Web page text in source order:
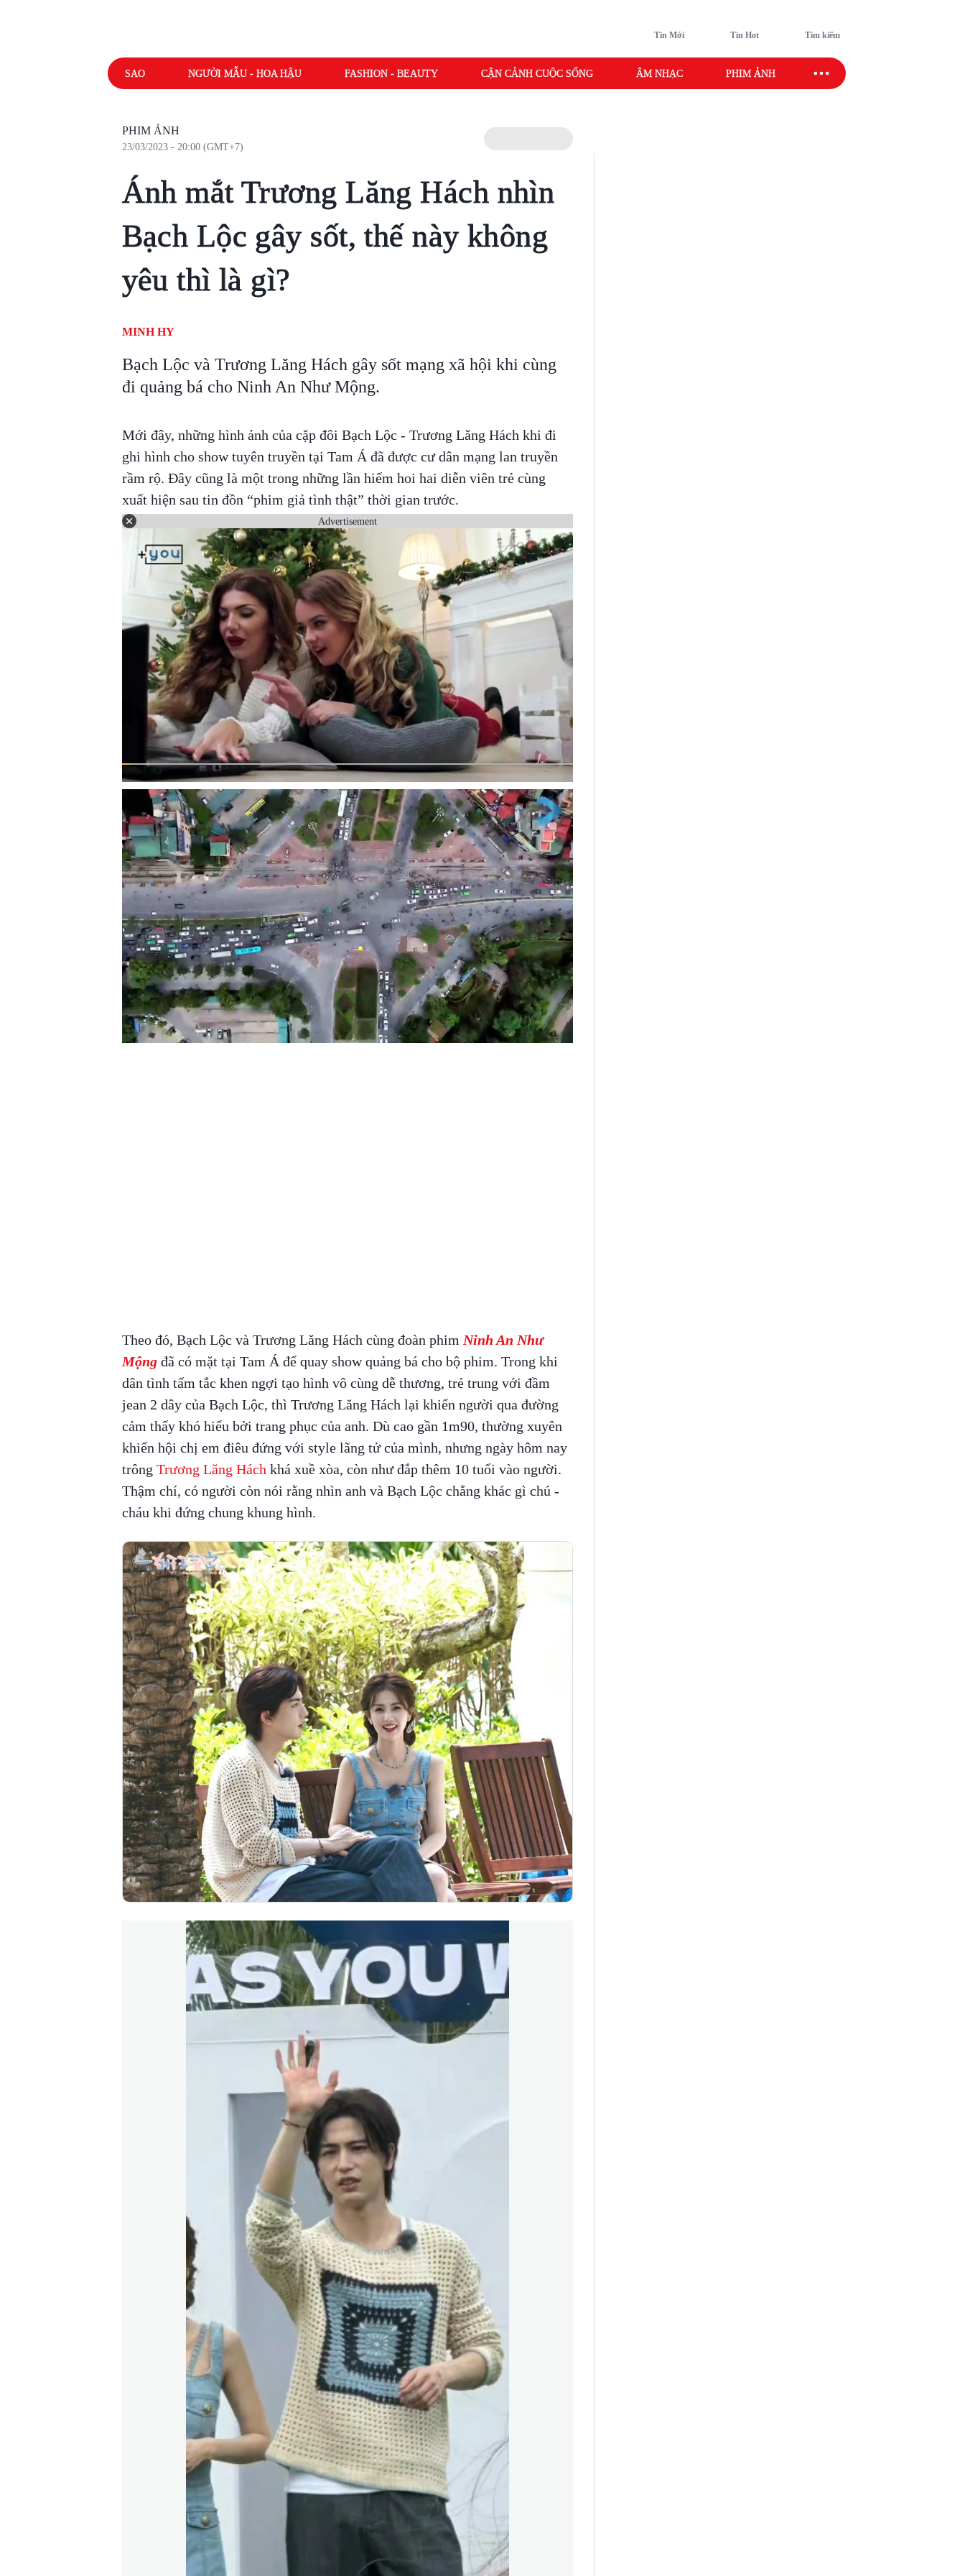
Tin Mới Tin Hot Tìm kiếm
SAO NGƯỜI MẪU - HOA HẬU FASHION - BEAUTY CẬN CẢNH CUỘC SỐNG ÂM NHẠC PHIM ẢNH SAO SPORT
PHIM ẢNH
23/03/2023 - 20:00 (GMT+7)
Ánh mắt Trương Lăng Hách nhìn
Bạch Lộc gây sốt, thế này không
yêu thì là gì?
MINH HY
Bạch Lộc và Trương Lăng Hách gây sốt mạng xã hội khi cùng
đi quảng bá cho Ninh An Như Mộng.
Mới đây, những hình ảnh của cặp đôi Bạch Lộc - Trương Lăng Hách khi đi
ghi hình cho show tuyên truyền tại Tam Á đã được cư dân mạng lan truyền
rầm rộ. Đây cũng là một trong những lần hiếm hoi hai diễn viên trẻ cùng
xuất hiện sau tin đồn “phim giả tình thật” thời gian trước.
Advertisement
Theo đó, Bạch Lộc và Trương Lăng Hách cùng đoàn phim Ninh An Như
Mộng đã có mặt tại Tam Á để quay show quảng bá cho bộ phim. Trong khi
dân tình tấm tắc khen ngợi tạo hình vô cùng dễ thương, trẻ trung với đầm
jean 2 dây của Bạch Lộc, thì Trương Lăng Hách lại khiến người qua đường
cảm thấy khó hiểu bởi trang phục của anh. Dù cao gần 1m90, thường xuyên
khiến hội chị em điêu đứng với style lãng tử của mình, nhưng ngày hôm nay
trông Trương Lăng Háchkhá xuề xòa, còn như đắp thêm 10 tuổi vào người.
Thậm chí, có người còn nói rằng nhìn anh và Bạch Lộc chẳng khác gì chú -
cháu khi đứng chung khung hình.